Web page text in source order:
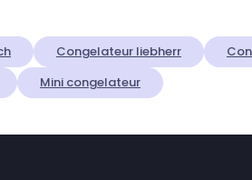
Congelateur liebherr
Mini congelateur